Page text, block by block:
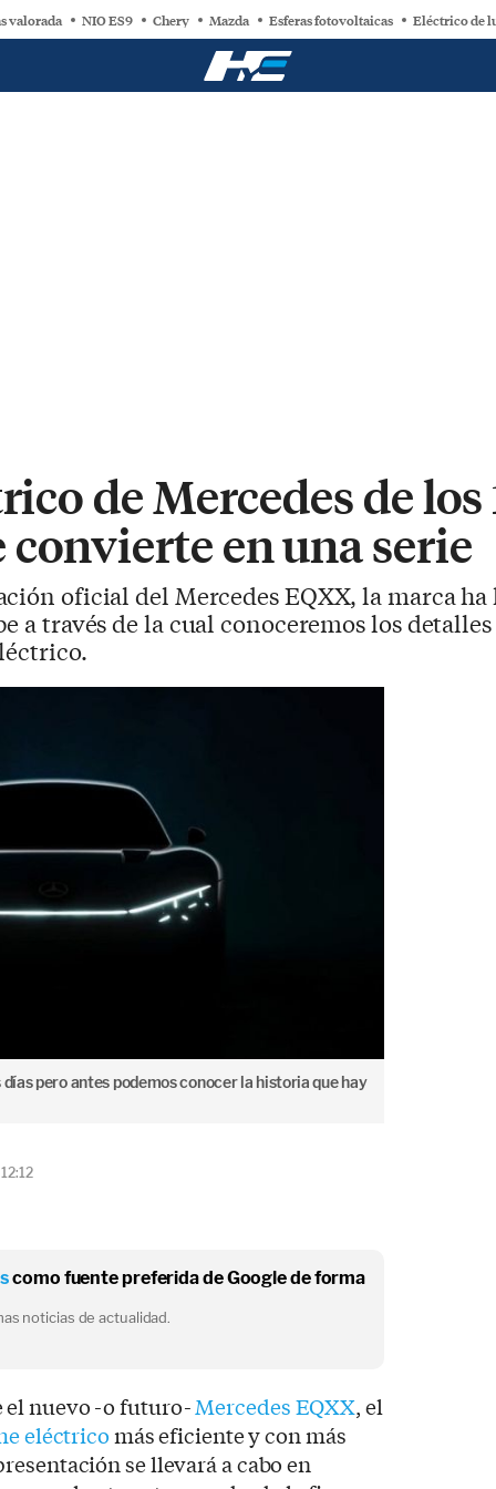
valorada NIO ES9 Chery Mazda Esferas fotovoltaicas Eléctrico de
de Mercedes de
en una serie
oficial del Mercedes EQXX, la marca
a través de la cual conoceremos los
pero antes podemos conocer la historia que hay
como fuente preferida de Google de forma
noticias de actualidad.
el nuevo -o futuro-Mercedes EQXX, el
eléctricomás eficiente y con más
se llevará a cabo en